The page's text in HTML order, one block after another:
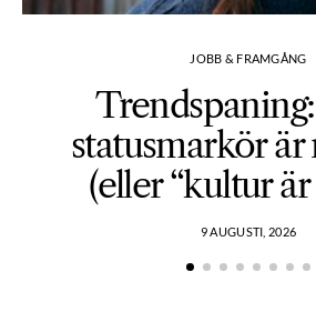
JOBB & FRAMGÅNG
statusmarkör
(eller “kultur
9 AUGUSTI, 2026